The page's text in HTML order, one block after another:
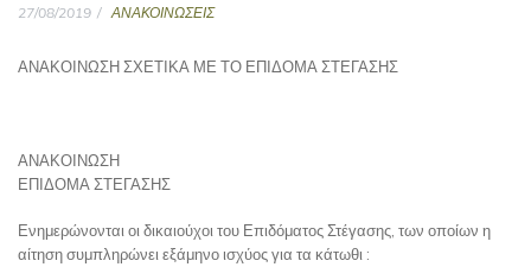
27/08/2019 ΑΝΑΚΟΙΝΩΣΕΙΣ
ΑΝΑΚΟΙΝΩΣΗ ΣΧΕΤΙΚΑ ΜΕ ΤΟ ΕΠΙΔΟΜΑ ΣΤΕΓΑΣΗΣ
ΑΝΑΚΟΙΝΩΣΗ
ΕΠΙΔΟΜΑ ΣΤΕΓΑΣΗΣ
Ενημερώνονται οι δικαιούχοι του Επιδόματος Στέγασης, των οποίων η
αίτηση συμπληρώνει εξάμηνο ισχύος για τα κάτωθι :